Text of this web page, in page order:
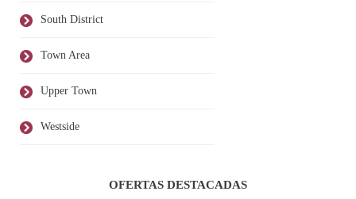
South District
Town Area
Upper Town
Westside
OFERTAS DESTACADAS